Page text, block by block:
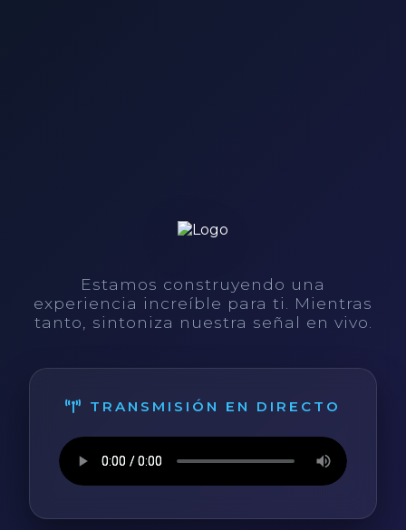
Estamos construyendo una
experiencia increíble para ti. Mientras
tanto, sintoniza nuestra señal en vivo.
TRANSMISIÓN EN DIRECTO